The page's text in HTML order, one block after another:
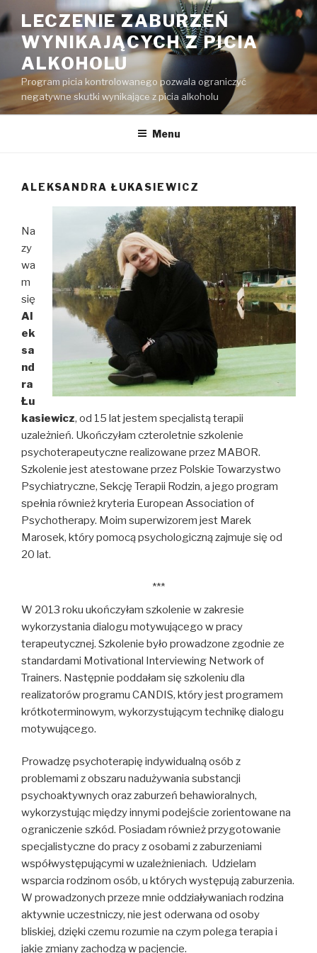
do
treści
LECZENIE ZABURZEŃ
WYNIKAJĄCYCH Z PICIA
ALKOHOLU
Program picia kontrolowanego pozwala ograniczyć
negatywne skutki wynikające z picia alkoholu
Menu
ALEKSANDRA ŁUKASIEWICZ
Na
zy
wa
m
się
Al
ek
sa
nd
ra
Łu
kasiewicz, od 15 lat jestem specjalistą terapii
uzależnień. Ukończyłam czteroletnie szkolenie
psychoterapeutyczne realizowane przez MABOR.
Szkolenie jest atestowane przez Polskie Towarzystwo
Psychiatryczne, Sekcję Terapii Rodzin, a jego program
spełnia również kryteria European Association of
Psychotherapy. Moim superwizorem jest Marek
Marosek, który pomocą psychologiczną zajmuje się od
20 lat.
***
W 2013 roku ukończyłam szkolenie w zakresie
wykorzystania dialogu motywującego w pracy
terapeutycznej. Szkolenie było prowadzone zgodnie ze
standardami Motivational Interviewing Network of
Trainers. Następnie poddałam się szkoleniu dla
realizatorów programu CANDIS, który jest programem
krótkoterminowym, wykorzystującym technikę dialogu
motywującego.
Prowadzę psychoterapię indywidualną osób z
problemami z obszaru nadużywania substancji
psychoaktywnych oraz zaburzeń behawioralnych,
wykorzystując między innymi podejście zorientowane na
ograniczenie szkód. Posiadam również przygotowanie
specjalistyczne do pracy z osobami z zaburzeniami
współwystępującymi w uzależnieniach. Udzielam
wsparcia rodzinom osób, u których występują zaburzenia.
W prowadzonych przeze mnie oddziaływaniach rodzina
aktywnie uczestniczy, nie jest oderwana od osoby
bliskiej, dzięki czemu rozumie na czym polega terapia i
jakie zmiany zachodzą w pacjencie.